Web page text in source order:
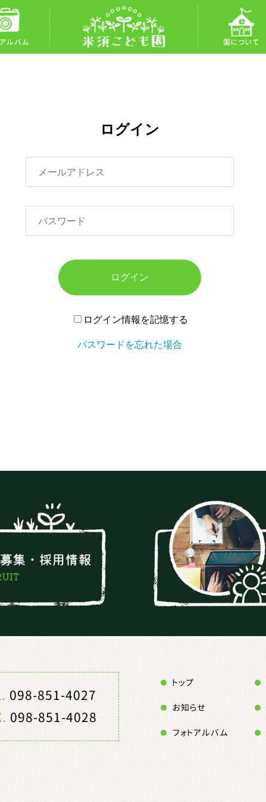
ルバム 園について
ログイン
ログイン
ログイン情報を記憶する
パスワードを忘れた場合
098-851-4027
098-851-4028
トップ
お知らせ
フォトアルバム